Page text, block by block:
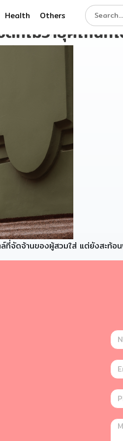
Health Others
ที่ไม่ว่ายุคไหนก็
ที่จัดจ้านของผู้สวมใส่ แต่ยังสะท้